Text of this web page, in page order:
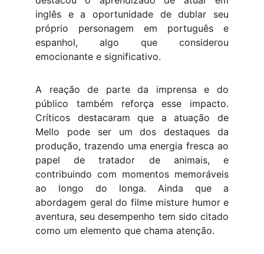
inglês e a oportunidade de dublar seu
próprio personagem em português e
espanhol, algo que considerou
emocionante e significativo.
A reação de parte da imprensa e do
público também reforça esse impacto.
Críticos destacaram que a atuação de
Mello pode ser um dos destaques da
produção, trazendo uma energia fresca ao
papel de tratador de animais, e
contribuindo com momentos memoráveis
ao longo do longa. Ainda que a
abordagem geral do filme misture humor e
aventura, seu desempenho tem sido citado
como um elemento que chama atenção.